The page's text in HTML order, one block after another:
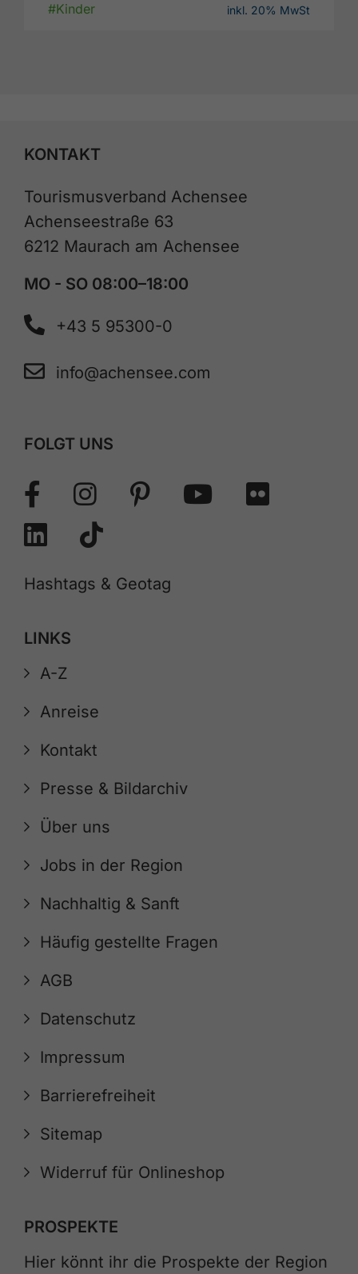
#Kinder inkl. 20% MwSt
KONTAKT
Tourismusverband Achensee
Achenseestraße 63
6212 Maurach am Achensee
MO - SO 08:00–18:00
+43 5 95300-0
info@achensee.com
FOLGT UNS
Hashtags & Geotag
LINKS
A-Z
Anreise
Kontakt
Presse & Bildarchiv
Über uns
Jobs in der Region
Nachhaltig & Sanft
Häufig gestellte Fragen
AGB
Datenschutz
Impressum
Barrierefreiheit
Sitemap
Widerruf für Onlineshop
PROSPEKTE
Hier könnt ihr die Prospekte der Region